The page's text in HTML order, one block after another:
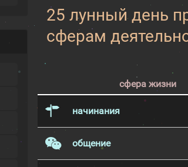
25 лунный день
сферам
сфера жизни
начинания
общение